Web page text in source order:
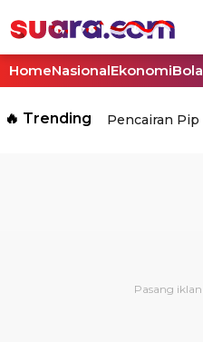
HomeNasionalEkonomiBola
🔥 Trending Pencairan Pip